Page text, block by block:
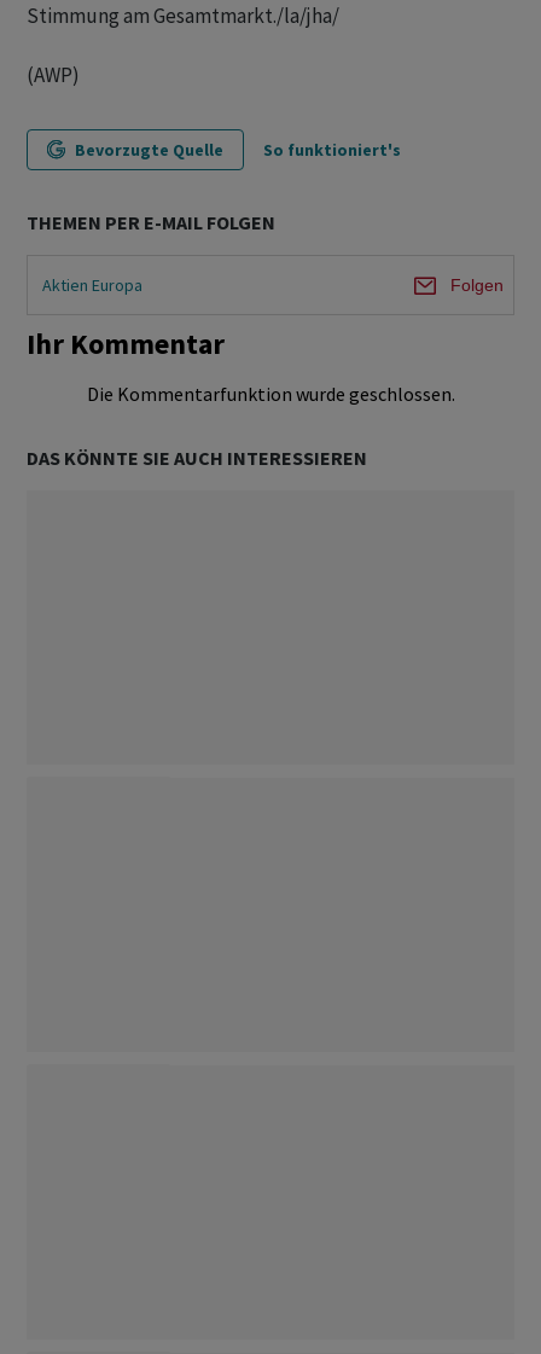
Stimmung am Gesamtmarkt./la/jha/
(AWP)
Bevorzugte Quelle So funktioniert's
THEMEN PER E-MAIL FOLGEN
Aktien Europa Folgen
Ihr Kommentar
Die Kommentarfunktion wurde geschlossen.
DAS KÖNNTE SIE AUCH INTERESSIEREN